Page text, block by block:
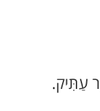
עַתִּיק.